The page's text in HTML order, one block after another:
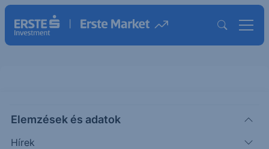
Elemzések és adatok
Hírek
ALKS(USA)
ALKERMES ORD